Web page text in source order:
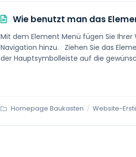
Wie benutzt man das
Mit dem Element Menü fügen Sie Ihrer
Navigation hinzu. Ziehen Sie das
der Hauptsymbolleiste auf die
Homepage Baukasten / Website-